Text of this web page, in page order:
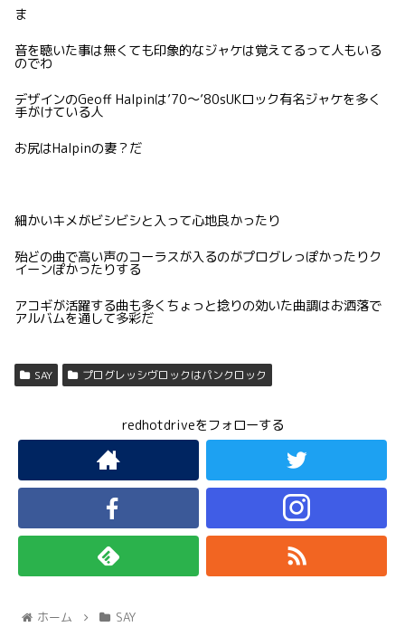
ま
音を聴いた事は無くても印象的なジャケは覚えてるって人もいる
のでわ
デザインのGeoff Halpinは’70〜’80sUKロック有名ジャケを多く
手がけている人
お尻はHalpinの妻？だ
細かいキメがビシビシと入って心地良かったり
殆どの曲で高い声のコーラスが入るのがプログレっぽかったりク
イーンぽかったりする
アコギが活躍する曲も多くちょっと捻りの効いた曲調はお洒落で
アルバムを通して多彩だ
SAY プログレッシヴロックはパンクロック
redhotdriveをフォローする
ホーム SAY